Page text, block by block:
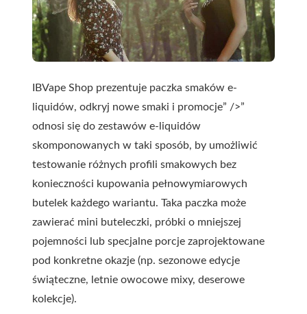
IBVape Shop prezentuje paczka smaków e-
liquidów, odkryj nowe smaki i promocje” />”
odnosi się do zestawów e-liquidów
skomponowanych w taki sposób, by umożliwić
testowanie różnych profili smakowych bez
konieczności kupowania pełnowymiarowych
butelek każdego wariantu. Taka paczka może
zawierać mini buteleczki, próbki o mniejszej
pojemności lub specjalne porcje zaprojektowane
pod konkretne okazje (np. sezonowe edycje
świąteczne, letnie owocowe mixy, deserowe
kolekcje).